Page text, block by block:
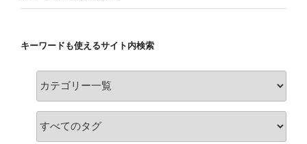
キーワードも使えるサイト内検索